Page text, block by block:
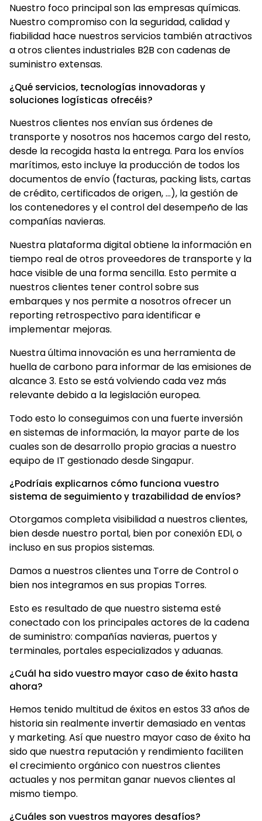
Nuestro foco principal son las empresas químicas.
Nuestro compromiso con la seguridad, calidad y
fiabilidad hace nuestros servicios también atractivos
a otros clientes industriales B2B con cadenas de
suministro extensas.
¿Qué servicios, tecnologías innovadoras y
soluciones logísticas ofrecéis?
Nuestros clientes nos envían sus órdenes de
transporte y nosotros nos hacemos cargo del resto,
desde la recogida hasta la entrega. Para los envíos
marítimos, esto incluye la producción de todos los
documentos de envío (facturas, packing lists, cartas
de crédito, certificados de origen, …), la gestión de
los contenedores y el control del desempeño de las
compañías navieras.
Nuestra plataforma digital obtiene la información en
tiempo real de otros proveedores de transporte y la
hace visible de una forma sencilla. Esto permite a
nuestros clientes tener control sobre sus
embarques y nos permite a nosotros ofrecer un
reporting retrospectivo para identificar e
implementar mejoras.
Nuestra última innovación es una herramienta de
huella de carbono para informar de las emisiones de
alcance 3. Esto se está volviendo cada vez más
relevante debido a la legislación europea.
Todo esto lo conseguimos con una fuerte inversión
en sistemas de información, la mayor parte de los
cuales son de desarrollo propio gracias a nuestro
equipo de IT gestionado desde Singapur.
¿Podríais explicarnos cómo funciona vuestro
sistema de seguimiento y trazabilidad de envíos?
Otorgamos completa visibilidad a nuestros clientes,
bien desde nuestro portal, bien por conexión EDI, o
incluso en sus propios sistemas.
Damos a nuestros clientes una Torre de Control o
bien nos integramos en sus propias Torres.
Esto es resultado de que nuestro sistema esté
conectado con los principales actores de la cadena
de suministro: compañías navieras, puertos y
terminales, portales especializados y aduanas.
¿Cuál ha sido vuestro mayor caso de éxito hasta
ahora?
Hemos tenido multitud de éxitos en estos 33 años de
historia sin realmente invertir demasiado en ventas
y marketing. Así que nuestro mayor caso de éxito ha
sido que nuestra reputación y rendimiento faciliten
el crecimiento orgánico con nuestros clientes
actuales y nos permitan ganar nuevos clientes al
mismo tiempo.
¿Cuáles son vuestros mayores desafíos?